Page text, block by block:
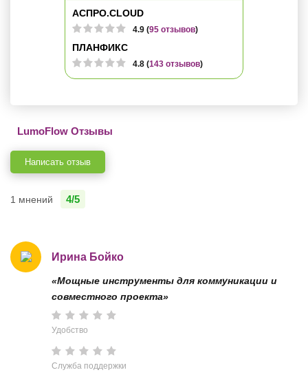
АСПРО.CLOUD
4.9 (95 отзывов)
ПЛАНФИКС
4.8 (143 отзывов)
LumoFlow Отзывы
Написать отзыв
1 мнений 4/5
Ирина Бойко
«Мощные инструменты для коммуникации и
совместного проекта»
Удобство
Служба поддержки